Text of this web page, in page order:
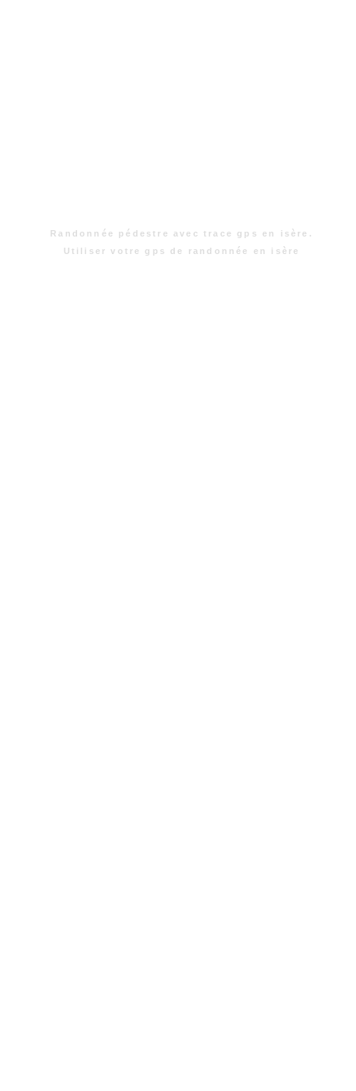
Randonnée pédestre avec trace gps en isère.
Utiliser votre gps de randonnée en isère